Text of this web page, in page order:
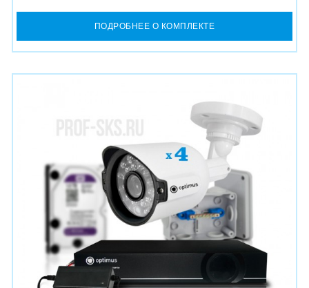
ПОДРОБНЕЕ О КОМПЛЕКТЕ